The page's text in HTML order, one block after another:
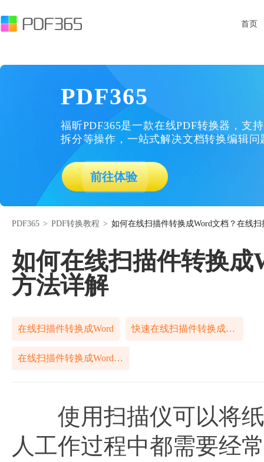
首页
PDF365
福昕PDF365是一款在线PDF转换器，支
拆分等操作，一站式解决文档转换编辑问
前往体验
PDF365 > PDF转换教程 > 如何在线扫描件转换成Word文档？在线
如何在线扫描件转换
方法详解
在线扫描件转换成Word 快速在线扫描件转换成Word
在线扫描件转换成Word简单方法
使用扫描仪可以将纸
人工作过程中都需要经